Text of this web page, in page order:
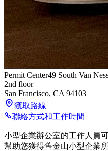
Permit Center49 South Van
2nd floor
San Francisco, CA 94103
獲取路線
聯絡方式和工作時間
小型企業辦公室的工作人員
幫助您獲得舊金山小型企業